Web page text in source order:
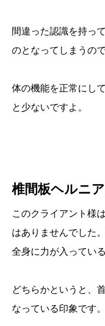
間違った認識を持っ
のとなってしまうので
体の機能を正常にし
と少ないですよ。
椎間板ヘルニ
このクライアント様
はありませんでした
全身に力が入ってい
どちらかというと、
なっている印象です。